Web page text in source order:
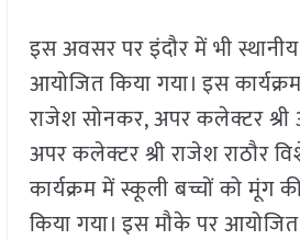
इस अवसर पर इंदौर में भी स्थानीय
आयोजित किया गया। इस
राजेश सोनकर, अपर कलेक्टर
अपर कलेक्टर श्री राजेश राठौर
कार्यक्रम में स्कूली बच्चों को मूंग
किया गया। इस मौके पर आयोजित